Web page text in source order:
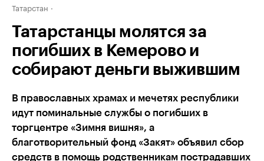
Татарстан
Татарстанцы молятся за
погибших в Кемерово и
собирают деньги выжившим
В православных храмах и мечетях республики
идут поминальные службы о погибших в
торгцентре «Зимня вишня», а
благотворительный фонд «Закят» объявил сбор
средств в помощь родственникам пострадавших